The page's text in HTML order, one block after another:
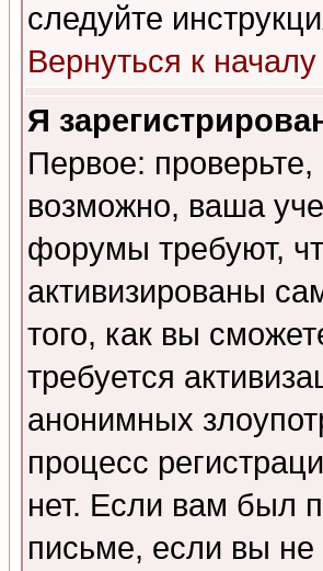
следуйте
Вернуться к началу
Я
Первое:
возможно, ваша
форумы требуют,
активизированы
того, как вы
требуется
анонимных
процесс
нет. Если вам был
письме, если вы не